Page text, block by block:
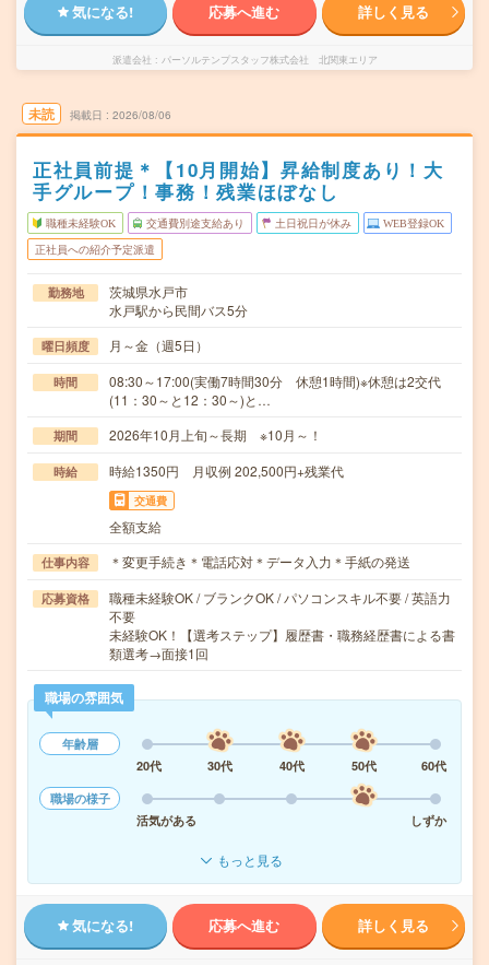
気になる! 応募へ進む 詳しく見る
派遣会社 パーソルテンプスタッフ株式会社 北関東エリア
未読 掲載日 2026/08/06
正社員前提＊【10月開始】昇給制度あり！大
手グループ！事務！残業ほぼなし
職種未経験OK 交通費別途支給あり 土日祝日が休み WEB登録OK
正社員への紹介予定派遣
勤務地
茨城県水戸市
水戸駅から民間バス5分
曜日頻度 月～金（週5日）
時間
08:30～17:00(実働7時間30分 休憩1時間)※休憩は2交代
(11：30～と12：30～)と…
期間 2026年10月上旬～長期 ※10月～！
時給 時給1350円 月収例 202,500円+残業代
交通費
全額支給
仕事内容 ＊変更手続き＊電話応対＊データ入力＊手紙の発送
応募資格
職種未経験OK / ブランクOK / パソコンスキル不要 / 英語力
不要
未経験OK！【選考ステップ】履歴書・職務経歴書による書
類選考→面接1回
職場の雰囲気
年齢層
20代
30代 40代 50代
60代
職場の様子
活気がある
しずか
もっと見る
気になる! 応募へ進む 詳しく見る